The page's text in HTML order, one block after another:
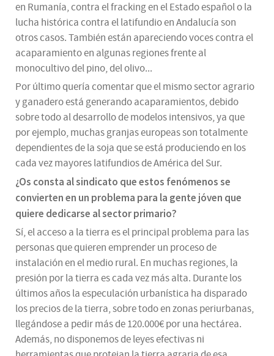
en Rumanía, contra el fracking en el Estado español o la
lucha histórica contra el latifundio en Andalucía son
otros casos. También están apareciendo voces contra el
acaparamiento en algunas regiones frente al
monocultivo del pino, del olivo...
Por último quería comentar que el mismo sector agrario
y ganadero está generando acaparamientos, debido
sobre todo al desarrollo de modelos intensivos, ya que
por ejemplo, muchas granjas europeas son totalmente
dependientes de la soja que se está produciendo en los
cada vez mayores latifundios de América del Sur.
¿Os consta al sindicato que estos fenómenos se
convierten en un problema para la gente jóven que
quiere dedicarse al sector primario?
Sí, el acceso a la tierra es el principal problema para las
personas que quieren emprender un proceso de
instalación en el medio rural. En muchas regiones, la
presión por la tierra es cada vez más alta. Durante los
últimos años la especulación urbanística ha disparado
los precios de la tierra, sobre todo en zonas periurbanas,
llegándose a pedir más de 120.000€ por una hectárea.
Además, no disponemos de leyes efectivas ni